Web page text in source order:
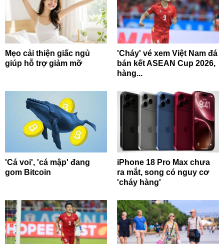
Mẹo cải thiện giấc ngủ
giúp hỗ trợ giảm mỡ
'Cháy' vé xem Việt Nam đá
bán kết ASEAN Cup 2026,
hàng...
'Cá voi', 'cá mập' đang
gom Bitcoin
iPhone 18 Pro Max chưa
ra mắt, song có nguy cơ
'cháy hàng'